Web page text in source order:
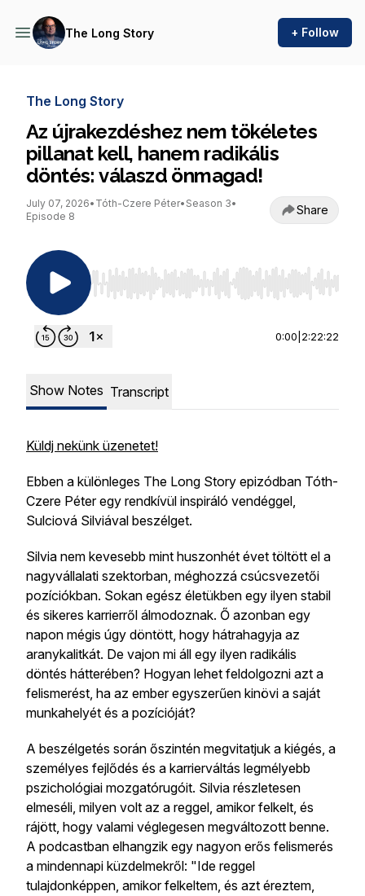
The Long Story + Follow
The Long Story
Az újrakezdéshez nem tökéletes
pillanat kell, hanem radikális
döntés: válaszd önmagad!
July 07, 2026• Tóth-Czere Péter• Season 3•
Episode 8
Share
Use Left/Right to seek, Home/End to jump to
0:00 2:22:22
Show Notes Transcript
Küldj nekünk üzenetet!
Ebben a különleges The Long Story epizódban Tóth-
Czere Péter egy rendkívül inspiráló vendéggel,
Sulciová Silviával beszélget.
Silvia nem kevesebb mint huszonhét évet töltött el a
nagyvállalati szektorban, méghozzá csúcsvezetői
pozíciókban. Sokan egész életükben egy ilyen stabil
és sikeres karrierről álmodoznak. Ő azonban egy
napon mégis úgy döntött, hogy hátrahagyja az
aranykalitkát. De vajon mi áll egy ilyen radikális
döntés hátterében? Hogyan lehet feldolgozni azt a
felismerést, ha az ember egyszerűen kinövi a saját
munkahelyét és a pozícióját?
A beszélgetés során őszintén megvitatjuk a kiégés, a
személyes fejlődés és a karrierváltás legmélyebb
pszichológiai mozgatórugóit. Silvia részletesen
elmeséli, milyen volt az a reggel, amikor felkelt, és
rájött, hogy valami véglegesen megváltozott benne.
A podcastban elhangzik egy nagyon erős felismerés
a mindennapi küzdelmekről: "Ide reggel
tulajdonképpen, amikor felkeltem, és azt éreztem,